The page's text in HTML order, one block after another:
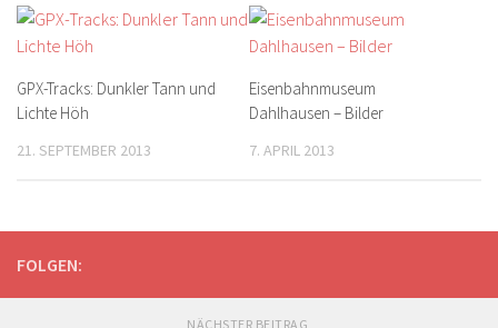
GPX-Tracks: Dunkler Tann und
Lichte Höh
21. SEPTEMBER 2013
Eisenbahnmuseum
Dahlhausen – Bilder
7. APRIL 2013
FOLGEN:
NÄCHSTER BEITRAG